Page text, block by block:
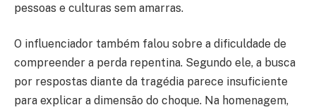
pessoas e culturas sem amarras.
O influenciador também falou sobre a dificuldade de
compreender a perda repentina. Segundo ele, a busca
por respostas diante da tragédia parece insuficiente
para explicar a dimensão do choque. Na homenagem,